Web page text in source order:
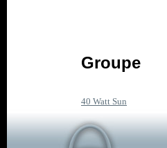
Groupe
40 Watt Sun